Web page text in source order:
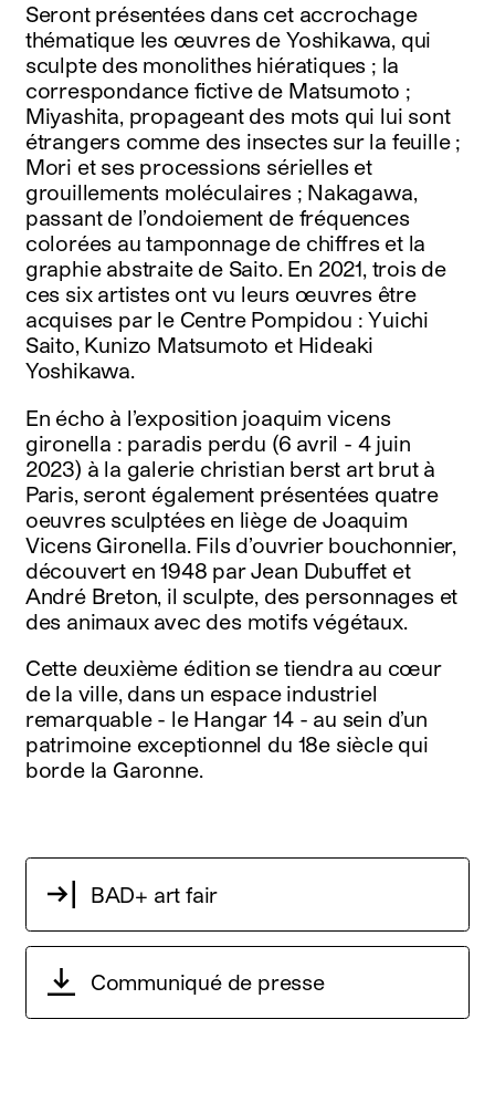
Seront présentées dans cet accrochage
thématique les œuvres de Yoshikawa, qui
sculpte des monolithes hiératiques ; la
correspondance fictive de Matsumoto ;
Miyashita, propageant des mots qui lui sont
étrangers comme des insectes sur la feuille ;
Mori et ses processions sérielles et
grouillements moléculaires ; Nakagawa,
passant de l’ondoiement de fréquences
colorées au tamponnage de chiffres et la
graphie abstraite de Saito. En 2021, trois de
ces six artistes ont vu leurs œuvres être
acquises par le Centre Pompidou : Yuichi
Saito, Kunizo Matsumoto et Hideaki
Yoshikawa.
En écho à l’exposition joaquim vicens
gironella : paradis perdu (6 avril - 4 juin
2023) à la galerie christian berst art brut à
Paris, seront également présentées quatre
oeuvres sculptées en liège de Joaquim
Vicens Gironella. Fils d’ouvrier bouchonnier,
découvert en 1948 par Jean Dubuffet et
André Breton, il sculpte, des personnages et
des animaux avec des motifs végétaux.
Cette deuxième édition se tiendra au cœur
de la ville, dans un espace industriel
remarquable - le Hangar 14 - au sein d’un
patrimoine exceptionnel du 18e siècle qui
borde la Garonne.
BAD+ art fair
Communiqué de presse